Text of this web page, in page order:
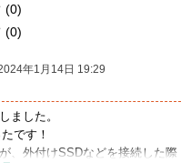
(0)
(0)
年1月14日 19:29
ました。
です！
、外付けSSDなどを接続した際